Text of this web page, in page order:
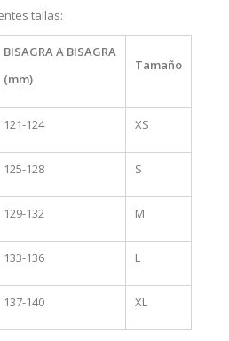
tallas:
BISAGRA A BISAGRA
(mm)
Tamaño
121-124 XS
125-128 S
129-132 M
133-136 L
137-140 XL